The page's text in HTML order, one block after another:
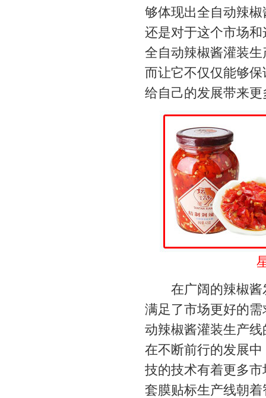
够体现出全自动辣
还是对于这个市场
全自动辣椒酱灌装
而让它不仅仅能够
给自己的发展带来
在广阔的辣椒酱
满足了市场更好的
动辣椒酱灌装生产
在不断前行的发展
技的技术有着更多
套膜贴标生产线朝